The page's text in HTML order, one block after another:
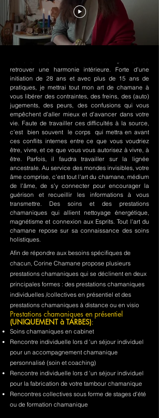
retrouver une harmonie intérieure. Forte d'une
initiation de 28 ans et avec plus de 15 ans de
pratiques, je mettrai tout mon art de chamane à
vous libérer des contraintes, des freins, des (auto)
jugements, des peurs, des confusions qui vous
empêchent d'aller mieux et d'avancer dans votre
vie. Faute de travailler ces difficultés à la source,
c'est bien souvent le corps qui mettra en avant
ces conflits internes entre ce que vous voudriez
être, vivre, et ce que vous vous autorisez à vivre, à
être. Parfois, il faudra travailler sur la lignée
ancestrale. Au service des mondes invisibles, votre
âme comprise, c'est tout l'art du chamane, médium
de l'âme, de s'y connecter pour encourager la
guérison et recueillir les informations à vous
transmettre. Des soins et des prestations
chamaniques qui allient nettoyage énergétique,
magnétisme et connexion aux Esprits. Tout l'art du
chamane repose sur sa connaissance des soins
holistiques.
Afin de répondre aux besoins spécifiques de
chacun, Corine Chamane propose plusieurs
prestations chamaniques qui se déclinent en deux
principales formes : des prestations chamaniques
individuelles /collectives en présentiel et des
prestations chamaniques à distance ou en visio
Prestations chamaniques en présentiel
(UNIQUEMENT à TARBES):
Soins chamaniques en cabinet
Rencontre individuelle lors d 'un séjour individuel
pour un accompagnement chamanique
personnalisé (soin et coaching)
Rencontre individuelle lors d 'un séjour individuel
pour la fabrication de votre tambour chamanique
Rencontres collectives sous forme de stages d'été
ou de formation chamanique